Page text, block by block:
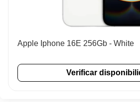
Apple Iphone 16E 256Gb - White
Verificar